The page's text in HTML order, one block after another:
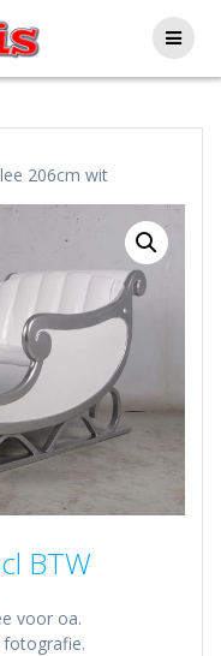
206cm wit
BTW
voor oa.